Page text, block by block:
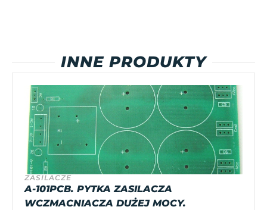
INNE PRODUKTY
ZASILACZE
A-101PCB. PYTKA ZASILACZA
WCZMACNIACZA DUŻEJ MOCY.